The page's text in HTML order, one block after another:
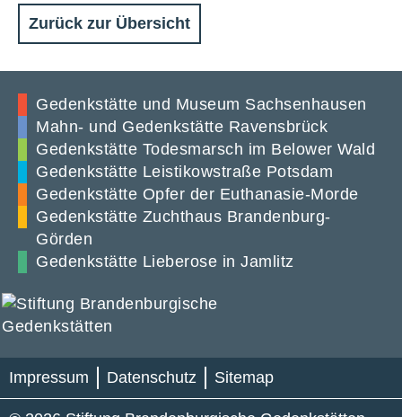
Zurück zur Übersicht
Gedenkstätte und Museum Sachsenhausen
Mahn- und Gedenkstätte Ravensbrück
Gedenkstätte Todesmarsch im Belower Wald
Gedenkstätte Leistikowstraße Potsdam
Gedenkstätte Opfer der Euthanasie-Morde
Gedenkstätte Zuchthaus Brandenburg-
Görden
Gedenkstätte Lieberose in Jamlitz
Impressum Datenschutz Sitemap